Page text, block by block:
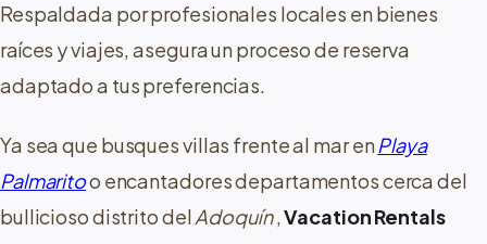
Respaldada por profesionales locales en bienes
raíces y viajes, asegura un proceso de reserva
adaptado a tus preferencias.
Ya sea que busques villas frente al mar enPlaya
Palmaritoo encantadores departamentos cerca del
bullicioso distrito delAdoquín,Vacation Rentals